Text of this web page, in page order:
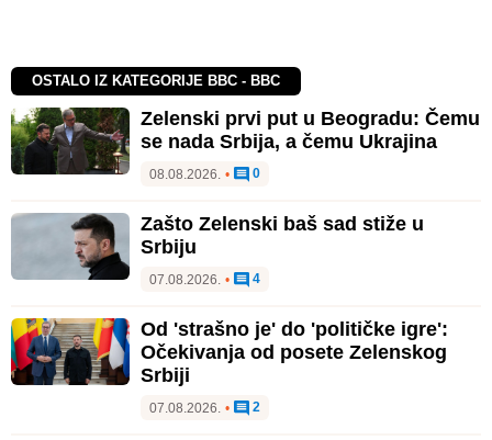
OSTALO IZ KATEGORIJE BBC - BBC
Zelenski prvi put u Beogradu: Čemu
se nada Srbija, a čemu Ukrajina
08.08.2026. • 0
Zašto Zelenski baš sad stiže u
Srbiju
07.08.2026. • 4
Od 'strašno je' do 'političke igre':
Očekivanja od posete Zelenskog
Srbiji
07.08.2026. • 2